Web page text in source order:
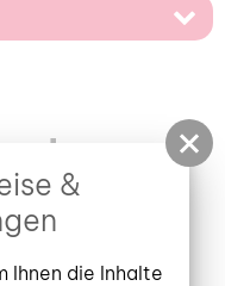
1925-2025
2026
&
Ihnen die Inhalte